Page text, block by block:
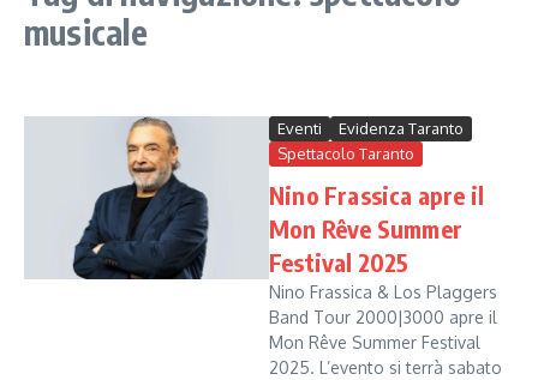
musicale
Eventi
Evidenza Taranto
Spettacolo Taranto
Nino Frassica apre il
Mon Rêve Summer
Festival 2025
Nino Frassica & Los Plaggers
Band Tour 2000|3000 apre il
Mon Rêve Summer Festival
2025. L’evento si terrà sabato